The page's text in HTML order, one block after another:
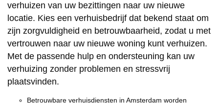
verhuizen van uw bezittingen naar uw nieuwe
locatie. Kies een verhuisbedrijf dat bekend staat om
zijn zorgvuldigheid en betrouwbaarheid, zodat u met
vertrouwen naar uw nieuwe woning kunt verhuizen.
Met de passende hulp en ondersteuning kan uw
verhuizing zonder problemen en stressvrij
plaatsvinden.
Betrouwbare verhuisdiensten in Amsterdam worden